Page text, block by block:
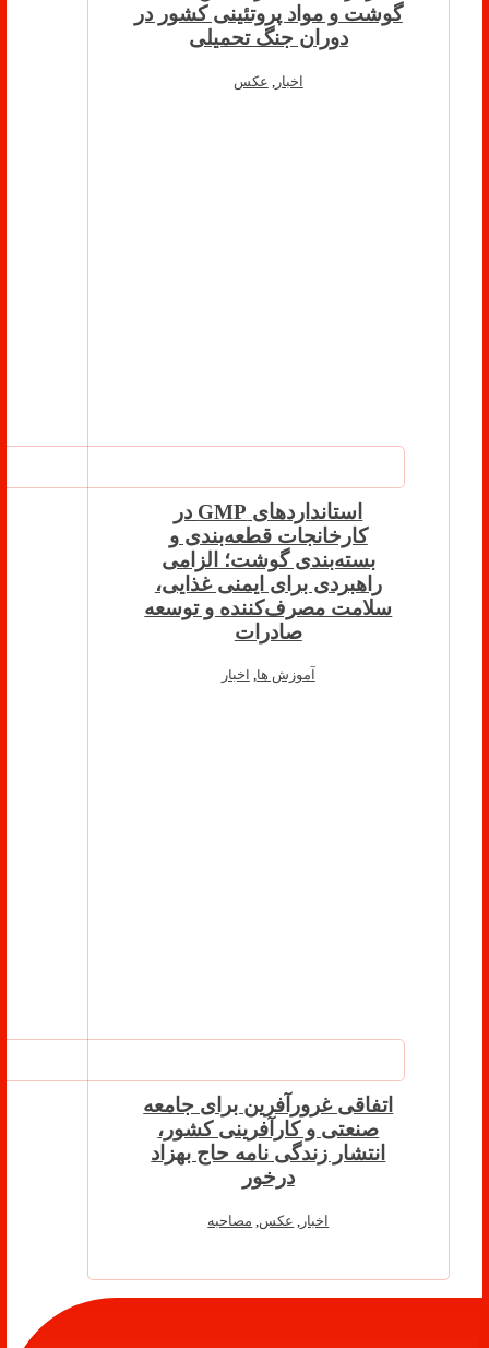
گوشت و مواد پروتئینی کشور در
دوران جنگ تحمیلی
اخبار عکس
استانداردهای GMP در
کارخانجات قطعه‌بندی و
بسته‌بندی گوشت؛ الزامی
راهبردی برای ایمنی غذایی،
سلامت مصرف‌کننده و توسعه
صادرات
آموزش ها, اخبار
اتفاقی غرورآفرین برای جامعه
صنعتی و کارآفرینی کشور،
انتشار زندگی نامه حاج بهزاد
درخور
اخبار عکس مصاحبه